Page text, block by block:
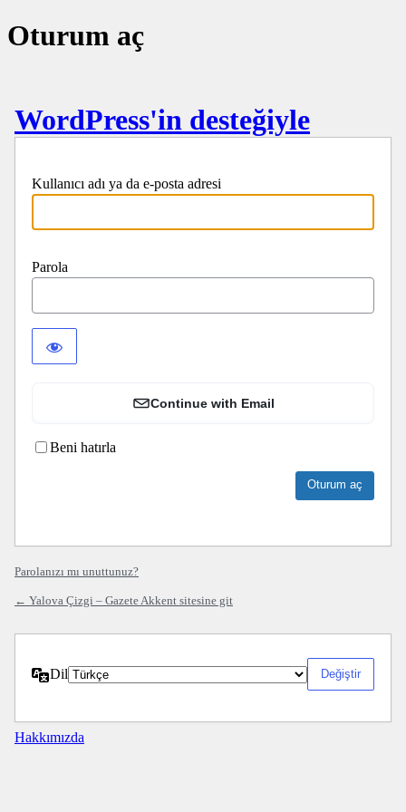
Oturum aç
WordPress'in desteğiyle
Kullanıcı adı ya da e-posta adresi
Parola
Continue with Email
Beni hatırla
Parolanızı mı unuttunuz?
← Yalova Çizgi – Gazete Akkent sitesine git
Dil
Hakkımızda